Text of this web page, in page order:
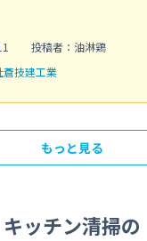
投稿者：油淋鶏
蒼技建工業
もっと見る
キッチン清掃の